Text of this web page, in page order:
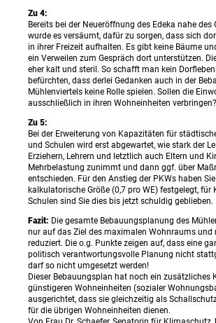
Zu 4:
Bereits bei der Neueröffnung des Edeka nahe des
wurde es versäumt, dafür zu sorgen, dass sich
in ihrer Freizeit aufhalten. Es gibt keine Bäume
ein Verweilen zum Gespräch dort unterstützen.
eher kalt und steril. So schafft man kein
befürchten, dass derlei Gedanken auch in der
Mühlenviertels keine Rolle spielen. Sollen die
ausschließlich in ihren Wohneinheiten verbringen?
Zu 5:
Bei der Erweiterung von Kapazitäten für
und Schulen wird erst abgewartet, wie stark der
Erziehern, Lehrern und letztlich auch Eltern und
Mehrbelastung zunimmt und dann ggf. über
entschieden. Für den Anstieg der PKWs haben
kalkulatorische Größe (0,7 pro WE) festgelegt, für
Schulen sind Sie dies bis jetzt schuldig geblieben.
Fazit: Die gesamte Bebauungsplanung des
nur auf das Ziel des maximalen Wohnraums
reduziert. Die o.g. Punkte zeigen auf, dass eine
politisch verantwortungsvolle Planung nicht
darf so nicht umgesetzt werden!
Dieser Bebauungsplan hat noch ein zusätzliches
günstigeren Wohneinheiten (sozialer
ausgerichtet, dass sie gleichzeitig als
für die übrigen Wohneinheiten dienen.